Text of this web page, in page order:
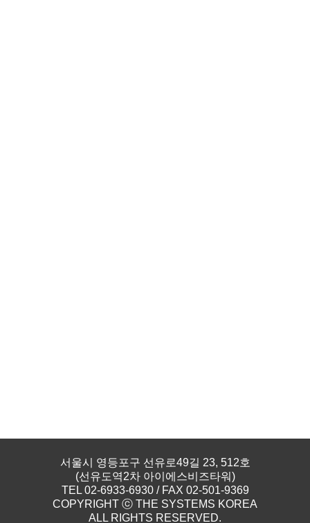
서울시 영등포구 선유로49길 23, 512호
(선유도역2차 아이에스비즈타워)
TEL 02-6933-6930 / FAX 02-501-9369
COPYRIGHT ⓒ THE SYSTEMS KOREA
ALL RIGHTS RESERVED.